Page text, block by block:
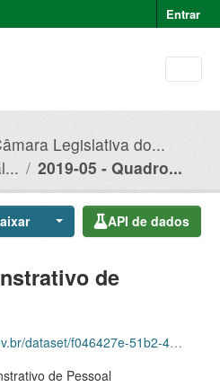
Entrar
Legislativa do...
2019-05 - Quadro...
API de dados
de
42f6779f-a82b-45be-9ba5-8cca5433f48d/download/2019-05-quadro-desmonstrativo-de-pessoal.csv
de Pessoal